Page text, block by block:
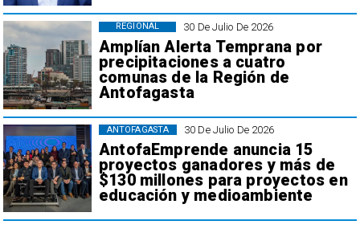
30 De Julio De 2026
Amplían Alerta Temprana por
precipitaciones a cuatro
comunas de la Región de
Antofagasta
REGIONAL
30 De Julio De 2026
AntofaEmprende anuncia 15
proyectos ganadores y más de
$130 millones para proyectos en
educación y medioambiente
ANTOFAGASTA